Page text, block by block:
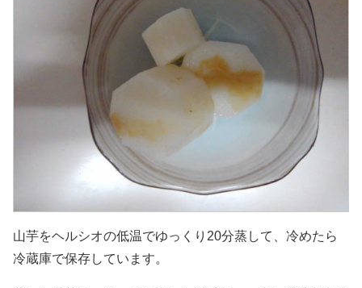
山芋をヘルシオの低温でゆっくり20分蒸して、冷めたら
冷蔵庫で保存しています。